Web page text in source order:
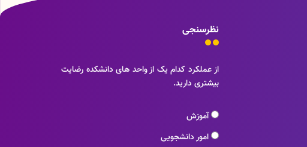
نظرسنجی
از عملکرد کدام یک از واحد های دانشکده رضایت
بیشتری دارید.
آموزش
امور دانشجویی